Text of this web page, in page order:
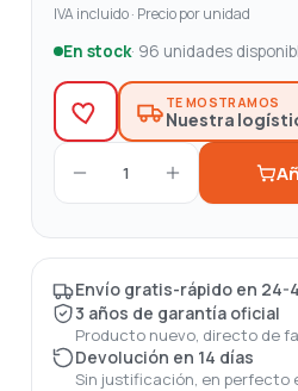
IVA incluido · Precio por unidad
En stock· 96 unidades
TE MOSTRAMOS
Nuestra
1
Envío gratis-rápido en 24-
3 años de garantía oficial
Producto nuevo, directo de
Devolución en 14 días
Sin justificación, en perfecto